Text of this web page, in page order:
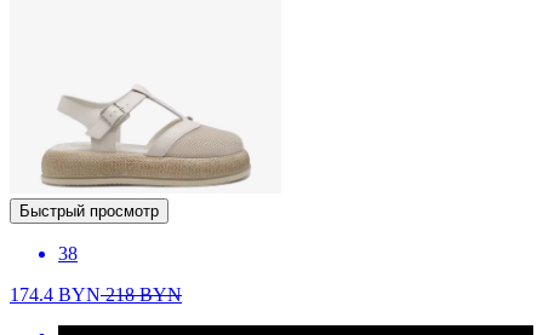
Быстрый просмотр
38
174.4 BYN218BYN